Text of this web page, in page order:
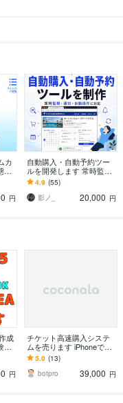
カ
円
自動購入・自動予約ツー
ルを開発します 常時監視
＋通知＋自動購入/予約を
実現します
4.9 (55)
影ノ_
20,000 円
成
円
チケット高速購入システ
ムを売ります iPhoneで使
えるシステムです
5.0 (13)
botpro
39,000 円